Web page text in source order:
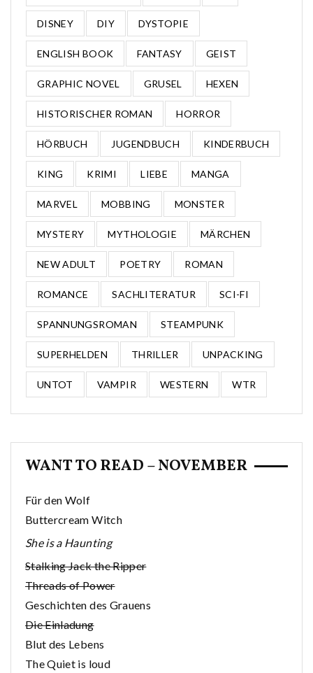
DISNEY DIY DYSTOPIE
ENGLISH BOOK FANTASY GEIST
GRAPHIC NOVEL GRUSEL HEXEN
HISTORISCHER ROMAN HORROR
HÖRBUCH JUGENDBUCH KINDERBUCH
KING KRIMI LIEBE MANGA
MARVEL MOBBING MONSTER
MYSTERY MYTHOLOGIE MÄRCHEN
NEW ADULT POETRY ROMAN
ROMANCE SACHLITERATUR SCI-FI
SPANNUNGSROMAN STEAMPUNK
SUPERHELDEN THRILLER UNPACKING
UNTOT VAMPIR WESTERN WTR
WANT TO READ – NOVEMBER
Für den Wolf
Buttercream Witch
She is a Haunting
Stalking Jack the Ripper
Threads of Power
Geschichten des Grauens
Die Einladung
Blut des Lebens
The Quiet is loud